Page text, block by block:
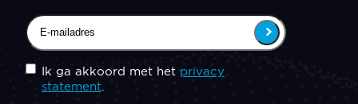
Email(Vereist)
Untitled (Vereist)
Ik ga akkoord met het privacy
statement.